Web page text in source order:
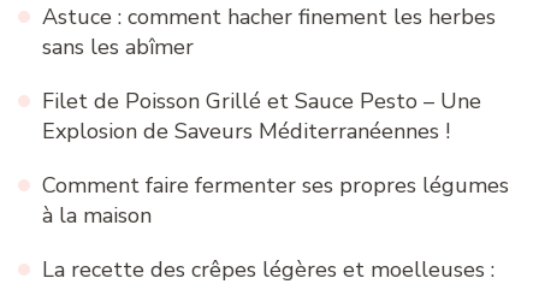
Astuce : comment hacher finement les herbes
sans les abîmer
Filet de Poisson Grillé et Sauce Pesto – Une
Explosion de Saveurs Méditerranéennes !
Comment faire fermenter ses propres légumes
à la maison
La recette des crêpes légères et moelleuses :